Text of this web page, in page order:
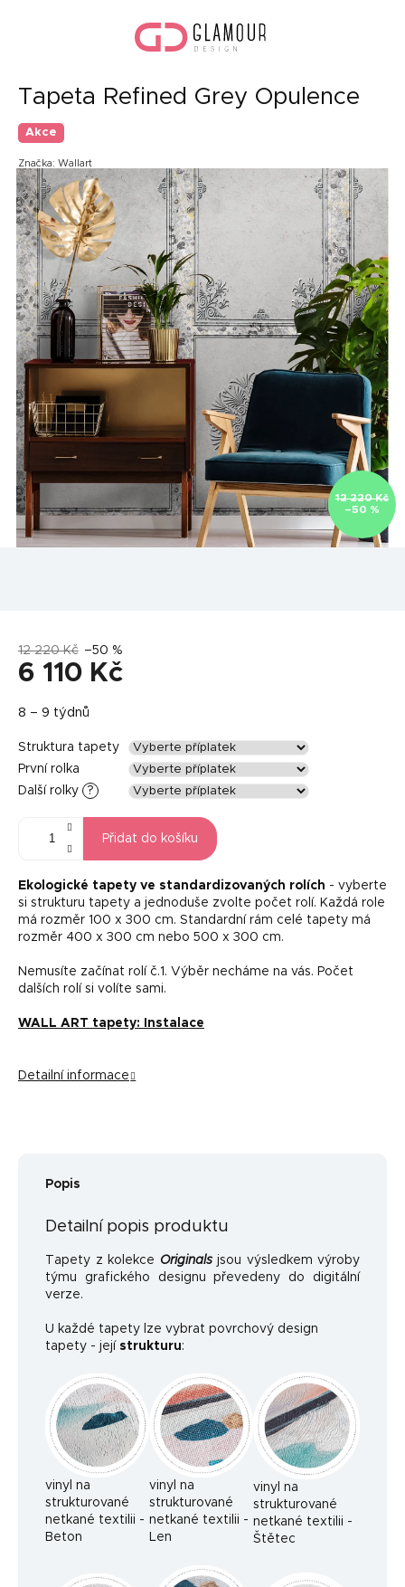
Tapeta Refined Grey Opulence
Akce
Značka: Wallart
12 220 Kč
–50 %
12 220 Kč –50 %
6 110 Kč
cena:
8 – 9 týdnů
Struktura tapety
První rolka
Další rolky
?
Přidat do košíku
Ekologické tapety ve standardizovaných rolích - vyberte
si strukturu tapety a jednoduše zvolte počet rolí. Každá role
má rozměr 100 x 300 cm. Standardní rám celé tapety má
rozměr 400 x 300 cm nebo 500 x 300 cm.
Nemusíte začínat rolí č.1. Výběr necháme na vás. Počet
dalších rolí si volíte sami.
WALL ART tapety: Instalace
Detailní informace
Popis
Detailní popis produktu
Tapety z kolekce Originalsjsou výsledkem výroby
týmu grafického designu převedeny do digitální
verze.
U každé tapety lze vybrat povrchový design
tapety - její strukturu:
vinyl na
strukturované
netkané textilii -
Beton
vinyl na
strukturované
netkané textilii -
Len
vinyl na
strukturované
netkané textilii -
Štětec